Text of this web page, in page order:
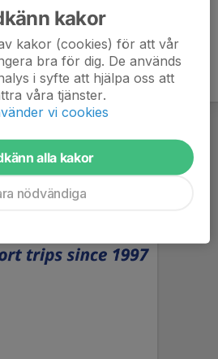
kakor
kakor (cookies) för att vår
bra för dig. De används
i syfte att hjälpa oss att
våra tjänster.
vi cookies
alla kakor
nödvändiga